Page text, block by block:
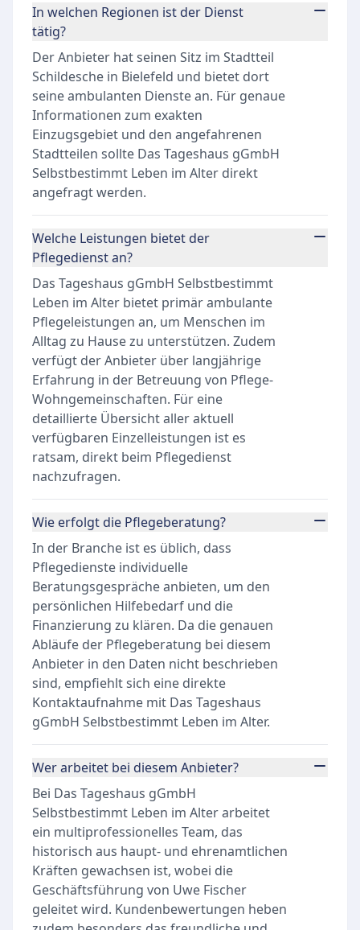
In welchen Regionen ist der Dienst
tätig?
Der Anbieter hat seinen Sitz im Stadtteil
Schildesche in Bielefeld und bietet dort
seine ambulanten Dienste an. Für genaue
Informationen zum exakten
Einzugsgebiet und den angefahrenen
Stadtteilen sollte Das Tageshaus gGmbH
Selbstbestimmt Leben im Alter direkt
angefragt werden.
Welche Leistungen bietet der
Pflegedienst an?
Das Tageshaus gGmbH Selbstbestimmt
Leben im Alter bietet primär ambulante
Pflegeleistungen an, um Menschen im
Alltag zu Hause zu unterstützen. Zudem
verfügt der Anbieter über langjährige
Erfahrung in der Betreuung von Pflege-
Wohngemeinschaften. Für eine
detaillierte Übersicht aller aktuell
verfügbaren Einzelleistungen ist es
ratsam, direkt beim Pflegedienst
nachzufragen.
Wie erfolgt die Pflegeberatung?
In der Branche ist es üblich, dass
Pflegedienste individuelle
Beratungsgespräche anbieten, um den
persönlichen Hilfebedarf und die
Finanzierung zu klären. Da die genauen
Abläufe der Pflegeberatung bei diesem
Anbieter in den Daten nicht beschrieben
sind, empfiehlt sich eine direkte
Kontaktaufnahme mit Das Tageshaus
gGmbH Selbstbestimmt Leben im Alter.
Wer arbeitet bei diesem Anbieter?
Bei Das Tageshaus gGmbH
Selbstbestimmt Leben im Alter arbeitet
ein multiprofessionelles Team, das
historisch aus haupt- und ehrenamtlichen
Kräften gewachsen ist, wobei die
Geschäftsführung von Uwe Fischer
geleitet wird. Kundenbewertungen heben